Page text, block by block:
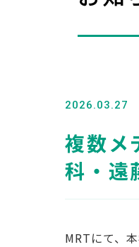
2026.03.27
複数メ
科・遠
MRTにて、